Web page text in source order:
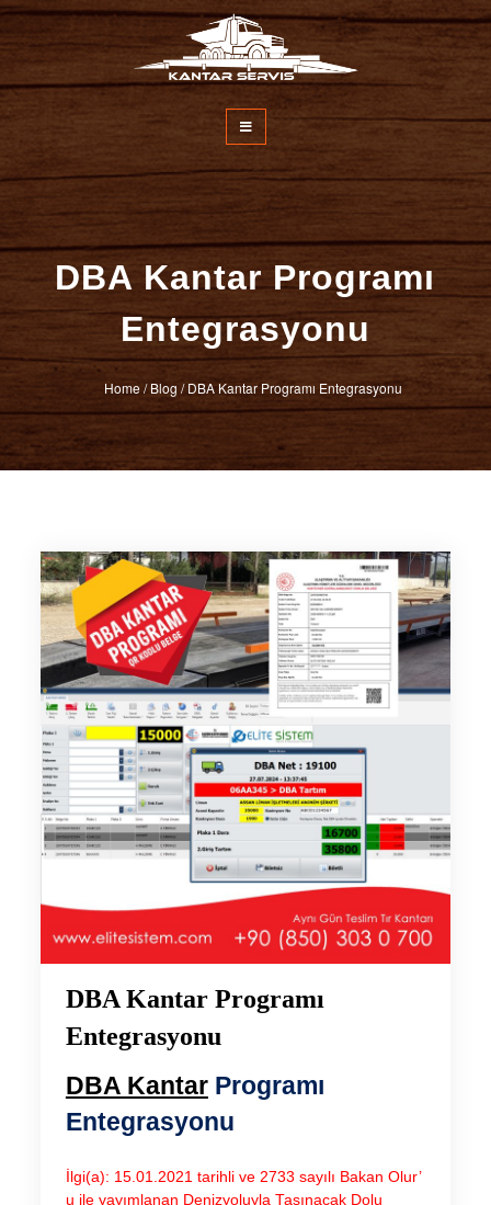
İçeriğe
Kantar Servisi
DBA Kantar Programı
Entegrasyonu
Home /Blog /DBA Kantar Programı Entegrasyonu
DBA Kantar Programı
Entegrasyonu
DBA KantarProgramı
Entegrasyonu
İlgi(a): 15.01.2021 tarihli ve 2733 sayılı Bakan Olur’
u ile yayımlanan Denizyoluyla Taşınacak Dolu